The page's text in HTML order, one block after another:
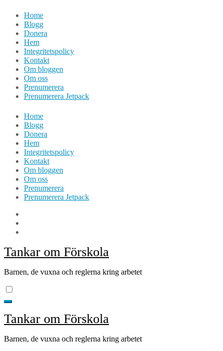
Hoppa
innehåll
Home
Blogg
Donera
Hem
Integritetspolicy
Kontakt
Om bloggen
Om oss
Prenumerera
Prenumerera Jetpack
Home
Blogg
Donera
Hem
Integritetspolicy
Kontakt
Om bloggen
Om oss
Prenumerera
Prenumerera Jetpack
Tankar om Förskola
Barnen, de vuxna och reglerna kring arbetet
Tankar om Förskola
Barnen, de vuxna och reglerna kring arbetet